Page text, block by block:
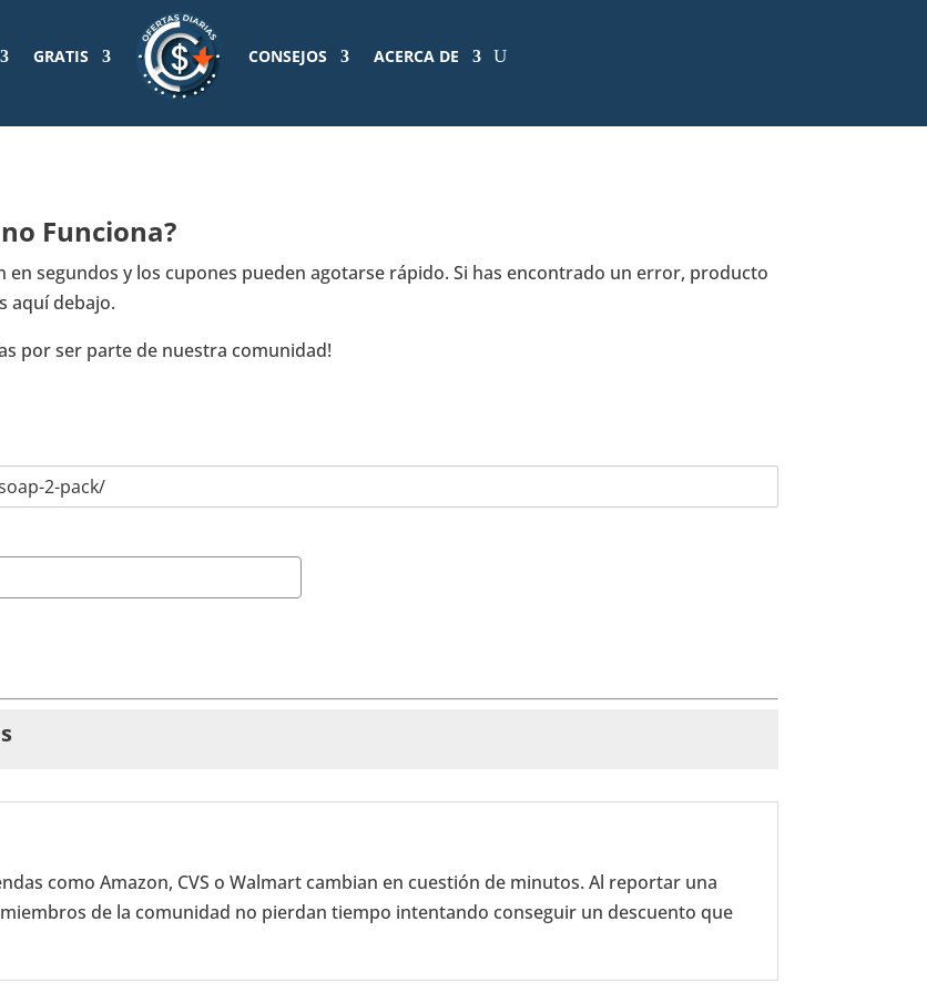
GRATIS CONSEJOS ACERCA DE
Funciona?
en segundos y los cupones pueden agotarse rápido. Si has encontrado un error, producto
aquí debajo.
por ser parte de nuestra comunidad!
como Amazon, CVS o Walmart cambian en cuestión de minutos. Al reportar una
de la comunidad no pierdan tiempo intentando conseguir un descuento que